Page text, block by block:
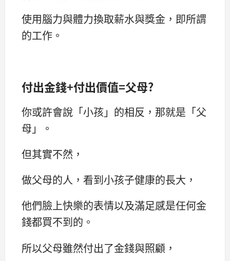
使用腦力與體力換取薪水與獎金，即所謂
的工作。
付出金錢+付出價值=父母?
你或許會說「小孩」的相反，那就是「父
母」。
但其實不然，
做父母的人，看到小孩子健康的長大，
他們臉上快樂的表情以及滿足感是任何金
錢都買不到的。
所以父母雖然付出了金錢與照顧，